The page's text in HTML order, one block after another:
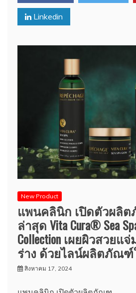
Linkedin
New Product
แพนคลินิก เปิดตัวผลิ
ล่าสุด Vita Cura® Sea
Collection เผยผิวสวยแ
ร่าง ด้วยไลน์ผลิตภัณ
สิงหาคม 17, 2024